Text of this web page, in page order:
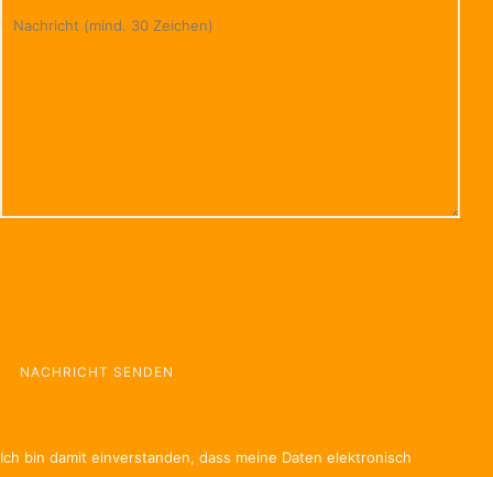
Ich bin damit einverstanden, dass meine Daten elektronisch